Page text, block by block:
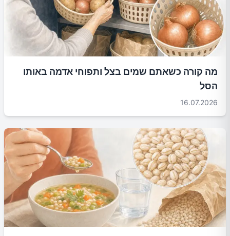
מה קורה כשאתם שמים בצל ותפוחי אדמה באותו
הסל
16.07.2026